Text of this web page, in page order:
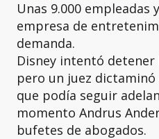
Unas 9.000 empleadas
empresa de
demanda.
Disney intentó detener
pero un juez
que podía seguir
momento Andrus
bufetes de abogados.